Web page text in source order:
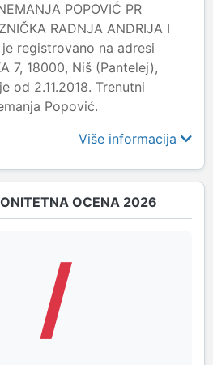
POPOVIĆ PR
RADNJA ANDRIJA I
je registrovano na adresi
7, 18000, Niš (Pantelej),
od 2.11.2018. Trenutni
Popović.
Više informacija
OCENA 2026
/